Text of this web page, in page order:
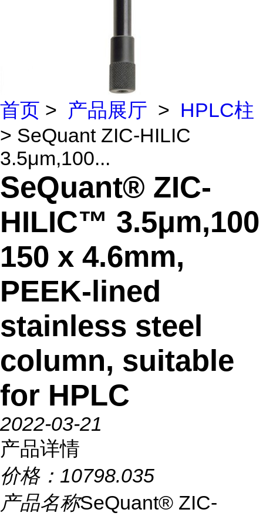
首页 > 产品展厅 > HPLC柱
> SeQuant ZIC-HILIC
3.5μm,100...
SeQuant® ZIC-
HILIC™ 3.5μm,100
150 x 4.6mm,
PEEK-lined
stainless steel
column, suitable
for HPLC
2022-03-21
产品详情
价格： 10798.035
产品名称SeQuant® ZIC-